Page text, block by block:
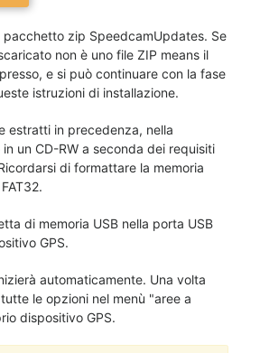
pacchetto zip SpeedcamUpdates. Se
non è uno file ZIP means il
e si può continuare con la fase
istruzioni di installazione.
estratti in precedenza, nella
un CD-RW a seconda dei requisiti
di formattare la memoria
di memoria USB nella porta USB
GPS.
automaticamente. Una volta
le opzioni nel menù "aree a
dispositivo GPS.